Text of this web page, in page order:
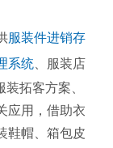
服装件进销存
系统
服装店
拓客方案、
应用，借助衣
鞋帽、箱包皮